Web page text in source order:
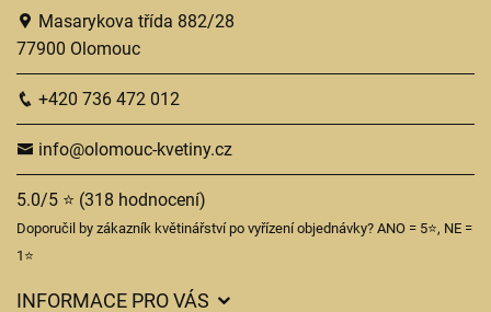
Masarykova třída 882/28
77900 Olomouc
+420 736 472 012
info@olomouc-kvetiny.cz
5.0/5 ⭐ (318 hodnocení)
Doporučil by zákazník květinářství po vyřízení objednávky? ANO = 5⭐, NE =
1⭐
INFORMACE PRO VÁS